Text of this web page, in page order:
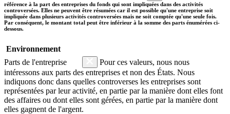
référence à la part des entreprises du fonds qui sont impliquées dans des activités
controversées. Elles ne peuvent être résumées car il est possible qu'une entreprise soit
impliquée dans plusieurs activités controversées mais ne soit comptée qu'une seule fois.
Par conséquent, le montant total peut être inférieur à la somme des parts énumérées ci-
dessous.
Environnement
Parts de l'entreprise
Pour ces valeurs, nous nous
intéressons aux parts des entreprises et non des États. Nous
indiquons donc dans quelles controverses les entreprises sont
représentées par leur activité, en partie par la manière dont elles font
des affaires ou dont elles sont gérées, en partie par la manière dont
elles gagnent de l'argent.